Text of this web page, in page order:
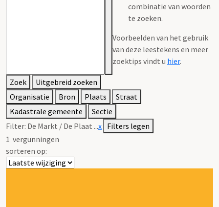
combinatie van woorden
te zoeken.
Voorbeelden van het gebruik
van deze leestekens en meer
zoektips vindt u hier.
Zoek
Uitgebreid zoeken
Organisatie
Bron Plaats
Straat
Kadastrale gemeente
Sectie
Filter: De Markt / De Plaat ...x Filters legen
1 vergunningen
sorteren op: